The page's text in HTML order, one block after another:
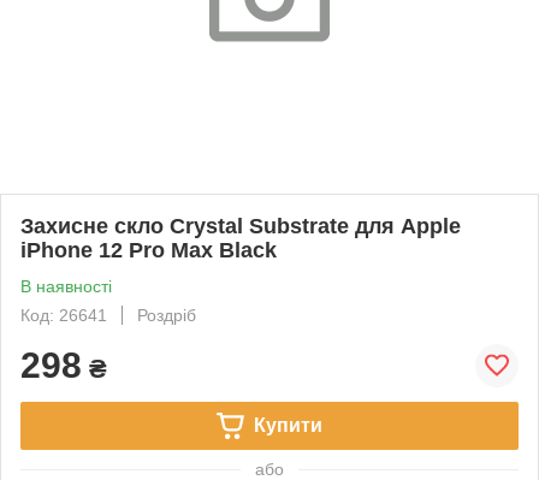
Захисне скло Crystal Substrate для Apple
iPhone 12 Pro Max Black
В наявності
Код: 26641
Роздріб
298 ₴
Купити
або